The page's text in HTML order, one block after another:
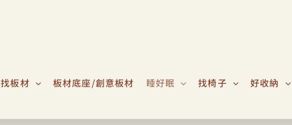
找板材 板材底座/創意板材 睡好眠 找椅子 好收納